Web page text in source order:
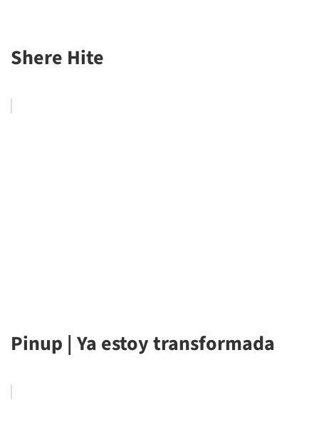
Shere Hite
Pinup | Ya estoy transformada